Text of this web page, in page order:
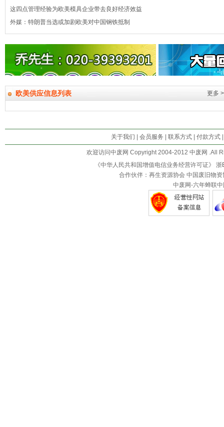
这四点管理经验为欧美模具企业带去良好经济效益
外媒：特朗普当选或加剧欧美对中国钢铁抵制
欧美供应信息列表 更多
关于我们 会员服务 联系方式| 付款方式
欢迎访问中废网 Copyright 2004-2012 中废网 .All
《中华人民共和国增值电信业务经营许可证》 浙
合作伙伴：再生资源协会 中国废旧物
中废网-六年蝉联